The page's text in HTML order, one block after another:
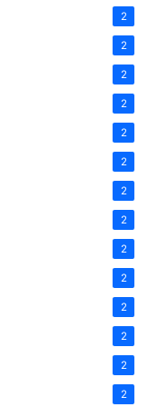
2
2
2
2
2
2
2
2
2
2
2
2
2
2